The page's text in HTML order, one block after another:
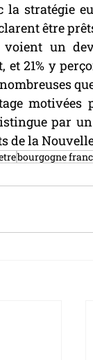
stratégie
être
voient un
et 21% y
par
de la
bourgogne